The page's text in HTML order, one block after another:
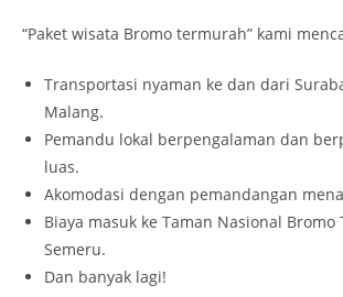
“Paket wisata Bromo termurah” kami
Transportasi nyaman ke dan dari
Malang.
Pemandu lokal berpengalaman dan
luas.
Akomodasi dengan pemandangan
Biaya masuk ke Taman Nasional Bromo
Semeru.
Dan banyak lagi!